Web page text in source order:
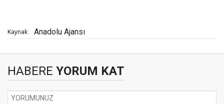
Kaynak: Anadolu Ajansı
HABERE YORUM KAT